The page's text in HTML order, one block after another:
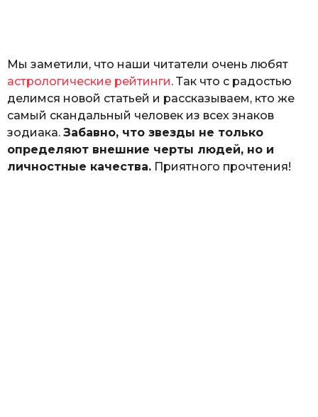
Мы заметили, что наши читатели очень любят
астрологические рейтинги. Так что с радостью
делимся новой статьей и рассказываем, кто же
самый скандальный человек из всех знаков
зодиака. Забавно, что звезды не только
определяют внешние черты людей, но и
личностные качества. Приятного прочтения!